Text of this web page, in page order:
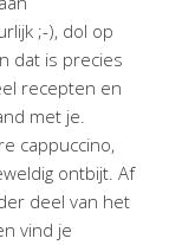
;-), dol op
dat is precies
recepten en
met je.
cappuccino,
ontbijt. Af
deel van het
vind je